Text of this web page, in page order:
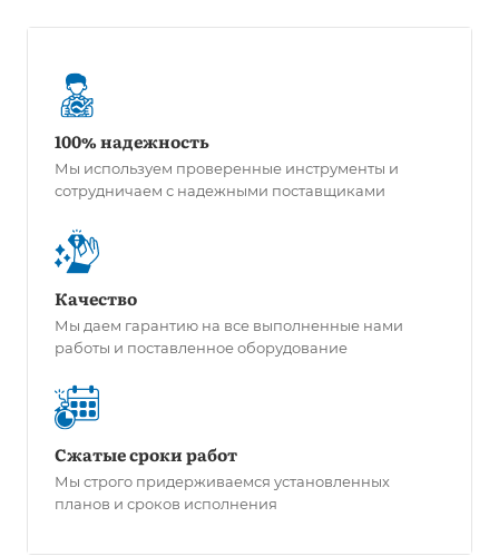
100% надежность
Мы используем проверенные инструменты и
сотрудничаем с надежными поставщиками
Качество
Мы даем гарантию на все выполненные нами
работы и поставленное оборудование
Сжатые сроки работ
Мы строго придерживаемся установленных
планов и сроков исполнения